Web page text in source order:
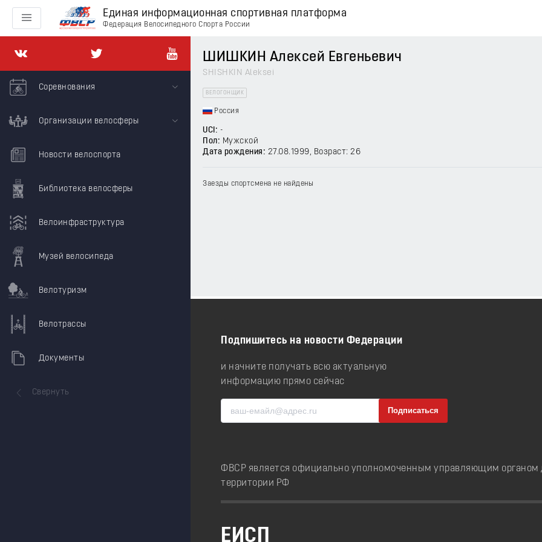
Единая информационная спортивная платформа
Федерация Велосипедного Спорта России
Соревнования
Организации велосферы
Новости велоспорта
Библиотека велосферы
Велоинфраструктура
Музей велосипеда
Велотуризм
Велотрассы
Документы
Свернуть
ШИШКИН Алексей Евгеньевич
SHISHKIN Aleksei
ВЕЛОГОНЩИК
Россия
UCI: -
Пол: Мужской
Дата рождения: 27.08.1999, Возраст: 26
Заезды спортсмена не найдены
Подпишитесь на новости Федерации
и начните получать всю актуальную
информацию прямо сейчас
ФВСР является официально уполномоченным управляющим органом
территории РФ
ЕИСП